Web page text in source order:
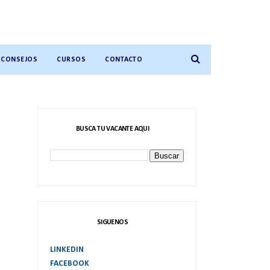
CONSEJOS CURSOS CONTACTO
BUSCA TU VACANTE AQUI
SIGUENOS
LINKEDIN
FACEBOOK